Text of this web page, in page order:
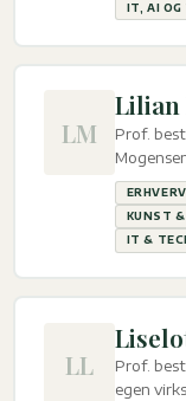
IT, AI OG
LM
Lilian
Prof.
KUNST
IT &
LL
Prof.
egen